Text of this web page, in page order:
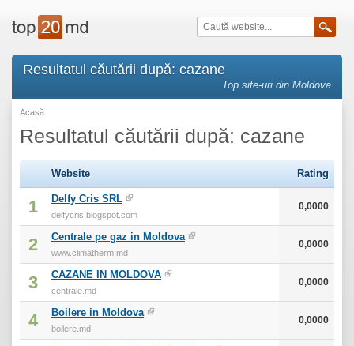
Resultatul căutării după: cazane
Top site-uri din Moldova
Acasă
Resultatul căutării după: cazane
Website Rating
1 Delfy Cris SRL
delfycris.blogspot.com
0,0000
2 Centrale pe gaz in Moldova
www.climatherm.md
0,0000
3 CAZANE IN MOLDOVA
centrale.md
0,0000
4 Boilere in Moldova
boilere.md
0,0000